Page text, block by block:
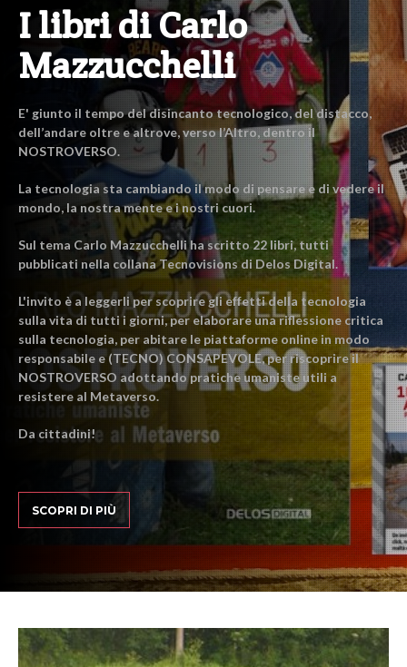
I libri di Carlo
Mazzucchelli
E' giunto il tempo del disincanto tecnologico, del distacco,
dell’andare oltre e altrove, verso l’Altro, dentro il
NOSTROVERSO.
La tecnologia sta cambiando il modo di pensare e di vedere il
mondo, la nostra mente e i nostri cuori.
Sul tema Carlo Mazzucchelli ha scritto 22 libri, tutti
pubblicati nella collana Tecnovisions di Delos Digital.
L'invito è a leggerli per scoprire gli effetti della tecnologia
sulla vita di tutti i giorni, per elaborare una riflessione critica
sulla tecnologia, per abitare le piattaforme online in modo
responsabile e (TECNO) CONSAPEVOLE, per riscoprire il
NOSTROVERSO adottando pratiche umaniste utili a
resistere al Metaverso.
Da cittadini!
SCOPRI DI PIÙ